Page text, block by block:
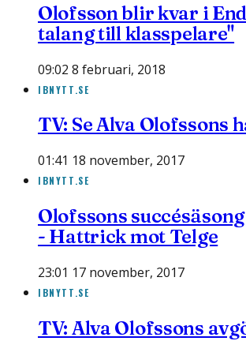
Olofsson blir kvar i
talang till klasspelare"
09:02 8 februari, 2018
IBNYTT.SE
TV: Se Alva Olofssons
01:41 18 november, 2017
IBNYTT.SE
Olofssons
- Hattrick mot Telge
23:01 17 november, 2017
IBNYTT.SE
TV: Alva Olofssons